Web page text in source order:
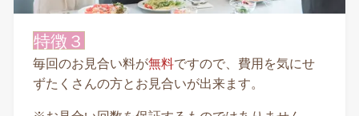
特徴３
毎回のお見合い料が無料ですので、費用を気にせ
ずたくさんの方とお見合いが出来ます。